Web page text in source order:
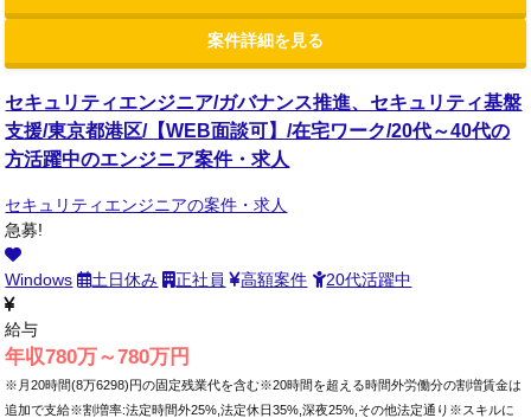
案件詳細を見る
セキュリティエンジニア/ガバナンス推進、セキュリティ基盤
支援/東京都港区/【WEB面談可】/在宅ワーク/20代～40代の
方活躍中のエンジニア案件・求人
セキュリティエンジニアの案件・求人
急募!
Windows 土日休み 正社員 高額案件 20代活躍中
給与
年収780万～780万円
※月20時間(8万6298)円の固定残業代を含む※20時間を超える時間外労働分の割増賃金は
追加で支給※割増率:法定時間外25%,法定休日35%,深夜25%,その他法定通り※スキルに